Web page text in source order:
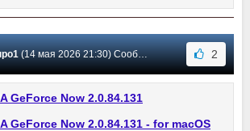
(14 мая 2026 21:30) Сообщение #47 2
GeForce Now 2.0.84.131
GeForce Now 2.0.84.131 - for macOS